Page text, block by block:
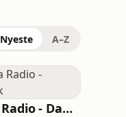
Nyeste A–Z
Europa Radio - Danmark